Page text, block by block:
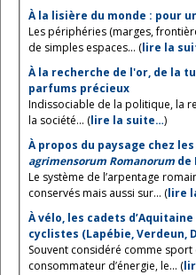
À la lisière du monde : pour
Les périphéries (marges,
de simples espaces... (lire la
À la recherche de l'or, de la
parfums précieux
Indissociable de la politique, la
la société... (lire la suite…)
À propos du paysage chez
agrimensorum Romanorum de
Le système de l’arpentage
conservés mais aussi sur... (lire
À vélo, les cadets
cyclistes (Lapébie, Verdeun,
Souvent considéré comme sport
consommateur d’énergie, le... (